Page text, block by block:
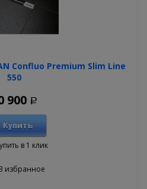
Confluo Premium Slim Line
550
900 Р
Купить
в 1 клик
избранное